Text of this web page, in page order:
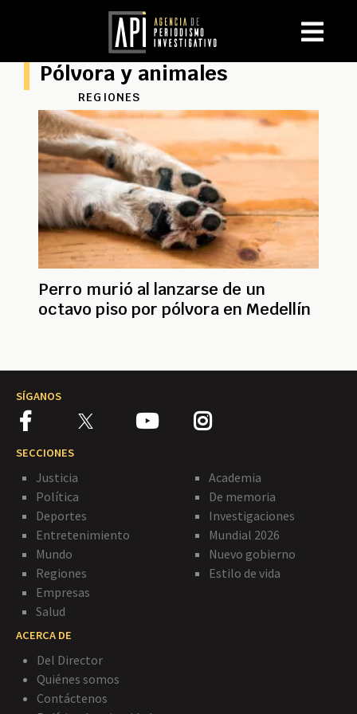
Pólvora y animales
REGIONES
Perro murió al lanzarse de un
octavo piso por pólvora en Medellín
SÍGANOS
SECCIONES
Justicia
Política
Deportes
Entretenimiento
Mundo
Regiones
Empresas
Salud
Academia
De memoria
Investigaciones
Mundial 2026
Nuevo gobierno
Estilo de vida
ACERCA DE
Del Director
Quiénes somos
Contáctenos